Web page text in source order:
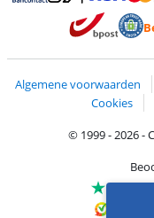
Betalen met Bancontact
Betalen met
Algemene voorwaarden
Cookies
© 1999 - 2026 -
Kiyoh